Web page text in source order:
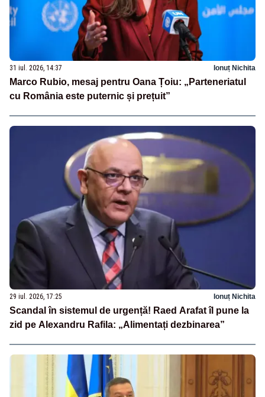
31 iul. 2026, 14:37 Ionuț Nichita
Marco Rubio, mesaj pentru Oana Țoiu: „Parteneriatul
cu România este puternic și prețuit”
29 iul. 2026, 17:25 Ionuț Nichita
Scandal în sistemul de urgență! Raed Arafat îl pune la
zid pe Alexandru Rafila: „Alimentați dezbinarea”